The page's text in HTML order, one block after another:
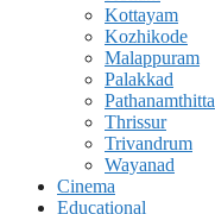
Kottayam
Kozhikode
Malappuram
Palakkad
Pathanamthitta
Thrissur
Trivandrum
Wayanad
Cinema
Educational